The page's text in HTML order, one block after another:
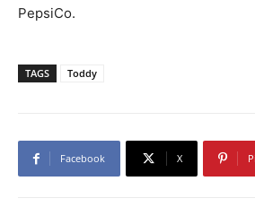
PepsiCo.
TAGS Toddy
Facebook X